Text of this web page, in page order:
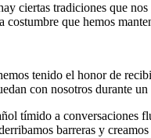
ciertas tradiciones que
costumbre que hemos
tenido el honor de
con nosotros durante
tímido a conversaciones
barreras y